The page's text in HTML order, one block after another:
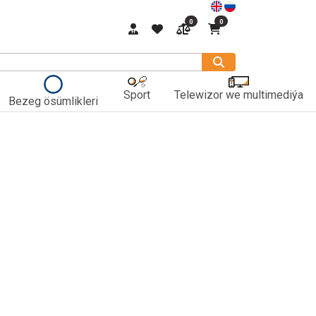
0 0
Bezeg ösümlikleri Sport Telewizor we multimediýa